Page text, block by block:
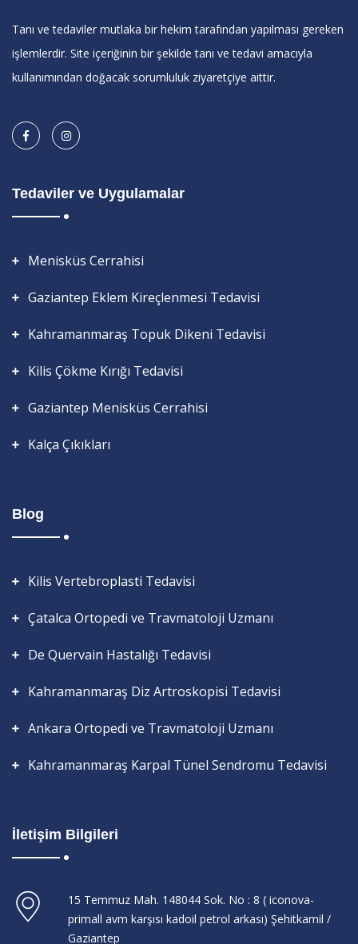
Tanı ve tedaviler mutlaka bir hekim tarafından yapılması gereken
işlemlerdir. Site içeriğinin bir şekilde tanı ve tedavi amacıyla
kullanımından doğacak sorumluluk ziyaretçiye aittir.
Tedaviler ve Uygulamalar
Menisküs Cerrahisi
Gaziantep Eklem Kireçlenmesi Tedavisi
Kahramanmaraş Topuk Dikeni Tedavisi
Kilis Çökme Kırığı Tedavisi
Gaziantep Menisküs Cerrahisi
Kalça Çıkıkları
Blog
Kilis Vertebroplasti Tedavisi
Çatalca Ortopedi ve Travmatoloji Uzmanı
De Quervain Hastalığı Tedavisi
Kahramanmaraş Diz Artroskopisi Tedavisi
Ankara Ortopedi ve Travmatoloji Uzmanı
Kahramanmaraş Karpal Tünel Sendromu Tedavisi
İletişim Bilgileri
15 Temmuz Mah. 148044 Sok. No : 8 ( iconova-
primall avm karşısı kadoil petrol arkası) Şehitkamil /
Gaziantep